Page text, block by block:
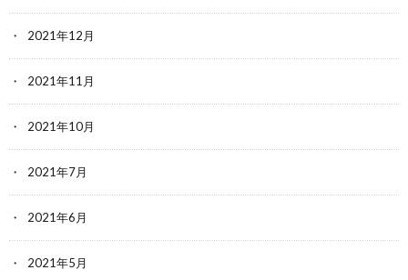
2021年12月
2021年11月
2021年10月
2021年7月
2021年6月
2021年5月